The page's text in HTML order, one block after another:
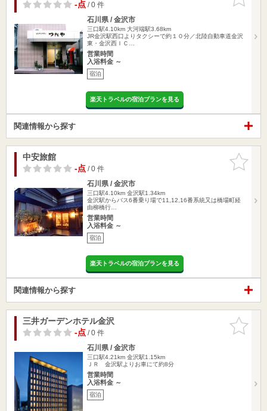
りに追加
-点/ 0 件
石川県 / 金沢市
三口駅4.10km 大河端駅3.68km
JR金沢駅西口よりタクシーで約１０分／北陸自動車道金沢
東・金沢西ＩＣ…
営業時間
入浴料金 ～
宿泊
楽天トラベルの宿泊プランを見る
関連情報から探す
お気に入
りに追加
中安旅館
-点/ 0 件
石川県 / 金沢市
三口駅4.10km 金沢駅1.34km
金沢駅からバス6番乗り場で11,12,16番系統又は橋場町経
由柳橋行…
営業時間
入浴料金 ～
宿泊
楽天トラベルの宿泊プランを見る
関連情報から探す
お気に入
りに追加
三井ガーデンホテル金沢
-点/ 0 件
石川県 / 金沢市
三口駅4.21km 金沢駅1.15km
ＪＲ 金沢駅よりお車にて約8分
営業時間
入浴料金 ～
宿泊